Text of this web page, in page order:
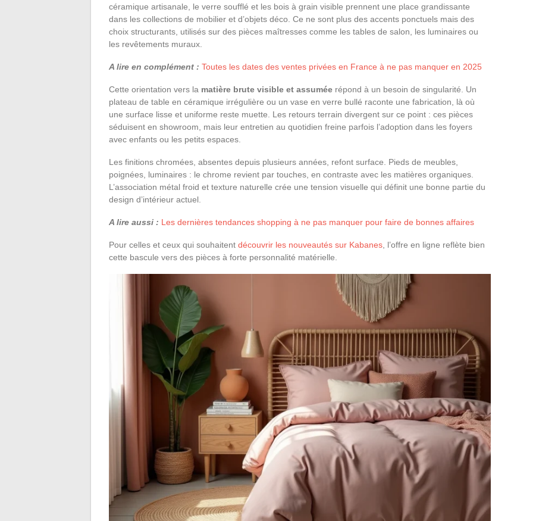
céramique artisanale, le verre soufflé et les bois à grain visible prennent une place grandissante
dans les collections de mobilier et d’objets déco. Ce ne sont plus des accents ponctuels mais des
choix structurants, utilisés sur des pièces maîtresses comme les tables de salon, les luminaires ou
les revêtements muraux.
A lire en complément : Toutes les dates des ventes privées en France à ne pas manquer en 2025
Cette orientation vers la matière brute visible et assumée répond à un besoin de singularité. Un
plateau de table en céramique irrégulière ou un vase en verre bullé raconte une fabrication, là où
une surface lisse et uniforme reste muette. Les retours terrain divergent sur ce point : ces pièces
séduisent en showroom, mais leur entretien au quotidien freine parfois l’adoption dans les foyers
avec enfants ou les petits espaces.
Les finitions chromées, absentes depuis plusieurs années, refont surface. Pieds de meubles,
poignées, luminaires : le chrome revient par touches, en contraste avec les matières organiques.
L’association métal froid et texture naturelle crée une tension visuelle qui définit une bonne partie du
design d’intérieur actuel.
A lire aussi : Les dernières tendances shopping à ne pas manquer pour faire de bonnes affaires
Pour celles et ceux qui souhaitent découvrir les nouveautés sur Kabanes , l’offre en ligne reflète bien
cette bascule vers des pièces à forte personnalité matérielle.